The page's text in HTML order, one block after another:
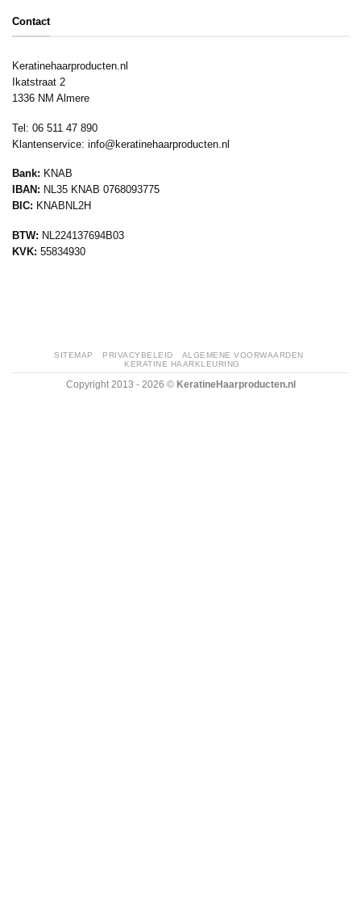
Contact
Keratinehaarproducten.nl
Ikatstraat 2
1336 NM Almere
Tel: 06 511 47 890
Klantenservice: info@keratinehaarproducten.nl
Bank: KNAB
IBAN: NL35 KNAB 0768093775
BIC: KNABNL2H
BTW: NL224137694B03
KVK: 55834930
SITEMAP PRIVACYBELEID
ALGEMENE VOORWAARDEN
KERATINE HAARKLEURING
Copyright 2013 - 2026 © KeratineHaarproducten.nl